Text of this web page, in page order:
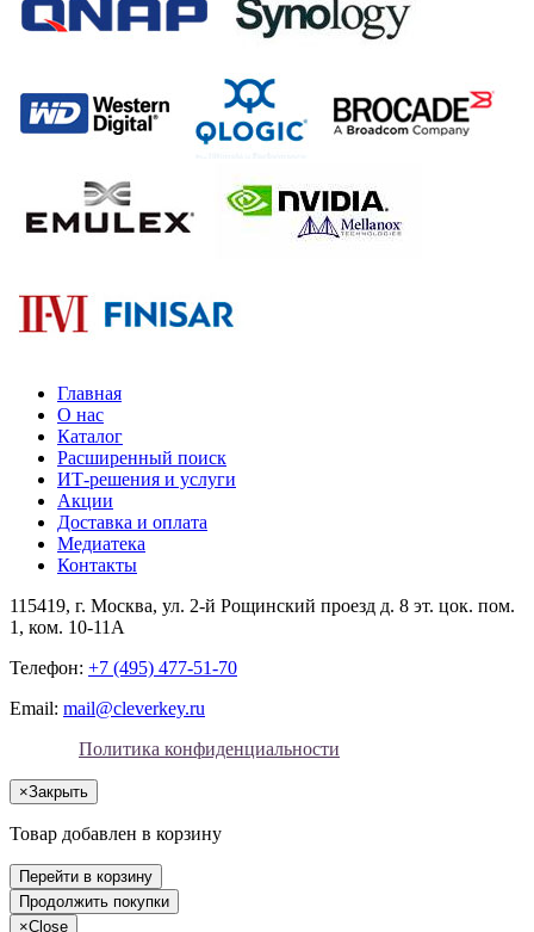
Главная
О нас
Каталог
Расширенный поиск
ИТ-решения и услуги
Акции
Доставка и оплата
Медиатека
Контакты
115419, г. Москва, ул. 2-й Рощинский проезд д. 8 эт. цок. пом.
1, ком. 10-11А
Телефон: +7 (495) 477-51-70
Email: mail@cleverkey.ru
Политика конфиденциальности
×Закрыть
Товар добавлен в корзину
Перейти в корзину
Продолжить покупки
×Close